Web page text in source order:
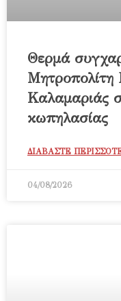
Θερμά
Μητροπολίτη
Καλαμαριάς
κωπηλασίας
ΔΙΑΒΑΣΤΕ
04/08/2026